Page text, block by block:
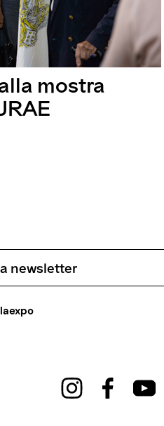
mostra
newsletter